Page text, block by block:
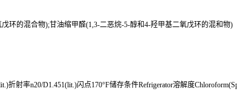
环的混合物);甘油缩甲醛(1,3-二恶烷-5-醇和4-羟甲基二氧戊环的混和物)
折射率n20/D1.451(lit.)闪点170°F储存条件Refrigerator溶解度